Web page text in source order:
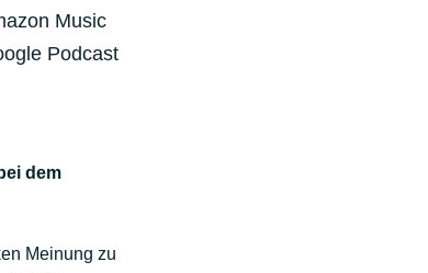
Music
Podcast
dem
Meinung zu